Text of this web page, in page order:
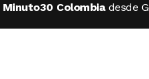
Minuto30 Colombia desde